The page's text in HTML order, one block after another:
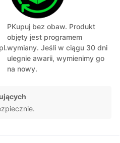
PKupuj bez obaw. Produkt
objęty jest programem
wymiany. Jeśli w ciągu 30 dni
ulegnie awarii, wymienimy go
na nowy.